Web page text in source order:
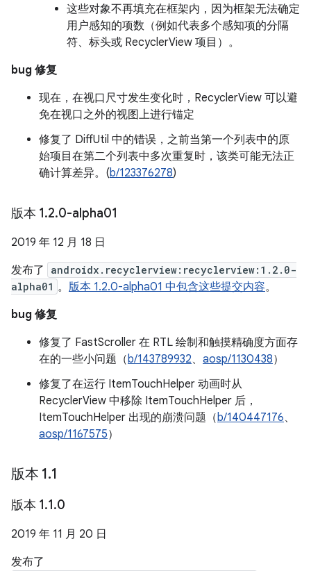
这些对象不再填充在框架内，因为框架无法确定
用户感知的项数（例如代表多个感知项的分隔
符、标头或 RecyclerView 项目）。
bug 修复
现在，在视口尺寸发生变化时，RecyclerView 可以避
免在视口之外的视图上进行锚定
修复了 DiffUtil 中的错误，之前当第一个列表中的原
始项目在第二个列表中多次重复时，该类可能无法正
确计算差异。(b/123376278)
版本 1.2.0-alpha01
2019 年 12 月 18 日
发布了
androidx.recyclerview:recyclerview:1.2.0-
alpha01 。 版本 1.2.0-alpha01 中包含这些提交内容。
bug 修复
修复了 FastScroller 在 RTL 绘制和触摸精确度方面存
在的一些小问题（b/143789932、 aosp/1130438）
修复了在运行 ItemTouchHelper 动画时从
RecyclerView 中移除 ItemTouchHelper 后，
ItemTouchHelper 出现的崩溃问题（b/140447176、
aosp/1167575）
版本 1.1
版本 1.1.0
2019 年 11 月 20 日
发布了